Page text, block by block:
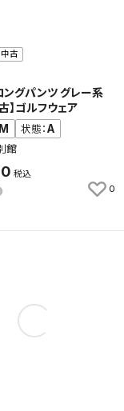
中古
ングパンツ グレー系
】ゴルフウェア
M 状態：A
館
0